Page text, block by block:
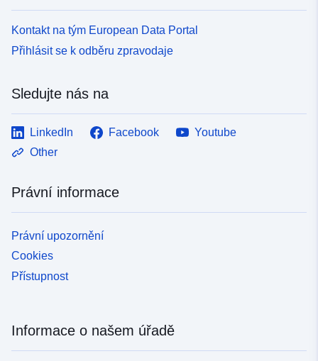
Kontakt na tým European Data Portal
Přihlásit se k odběru zpravodaje
Sledujte nás na
LinkedIn Facebook
Youtube
Other
Právní informace
Právní upozornění
Cookies
Přístupnost
Informace o našem úřadě